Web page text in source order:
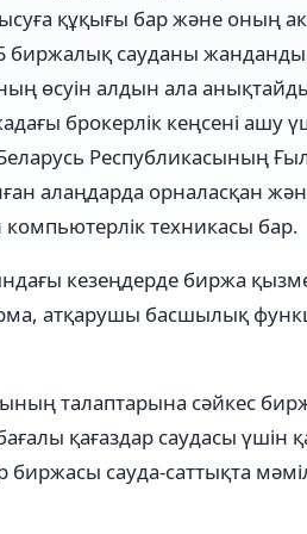
құқығы бар және оның
биржалық сауданы
өсуін алдын ала
брокерлік кеңсені ашу
Республикасының
алаңдарда орналасқан
техникасы бар.
кезеңдерде биржа
атқарушы басшылық
талаптарына сәйкес
қағаздар саудасы үшін
сауда-саттықта